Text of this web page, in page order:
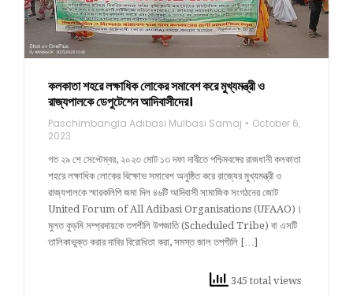
কলকাতা শহরে লক্ষাধিক লোকের সমাবেশ করে মুখ্যমন্ত্রী ও
রাজ্যপালকে ডেপুটেশেন আদিবাসীদের।
Paschimbangla Adibasi Mulbasi Samaj
October 6,
2023
গত ২৯ শে সেপ্টেম্বর, ২০২৩ মোট ১৩ দফা দাবীতে পশ্চিমবঙ্গের রাজধানী কলকাতা
শহরে লক্ষাধিক লোকের বিক্ষোভ সমাবেশ অনুষ্ঠিত করে রাজ্যের মুখ্যমন্ত্রী ও
রাজ্যপালকে স্মারকলিপি জমা দিল ৪৬টি আদিবাসী সামাজিক সংগঠনের জোট
United Forum of All Adibasi Organisations (UFAAO)।
মুলত কুড়মি সম্প্রদায়কে তপশীলি উপজাতি (Scheduled Tribe) বা এসটি
তালিকাভুক্ত করার দাবির বিরোধিতা করা, সমস্ত জাল তপশীলি […]
345 total views